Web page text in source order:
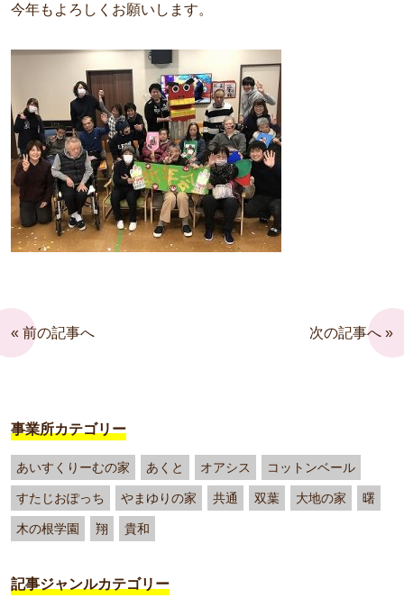
今年もよろしくお願いします。
« 前の記事へ 次の記事へ »
事業所カテゴリー
あいすくりーむの家 あくと オアシス コットンベール
すたじおぽっち やまゆりの家 共通 双葉 大地の家 曙
木の根学園 翔 貴和
記事ジャンルカテゴリー